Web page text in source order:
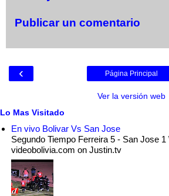
Publicar un comentario
‹ Página Principal
Ver la versión web
Lo Mas Visitado
En vivo Bolivar Vs San Jose
Segundo Tiempo Ferreira 5 - San Jose
videobolivia.com on Justin.tv